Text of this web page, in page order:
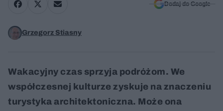
Dodaj do Google
Grzegorz Stiasny
Wakacyjny czas sprzyja podróżom. We
współczesnej kulturze zyskuje na znaczeniu
turystyka architektoniczna. Może ona